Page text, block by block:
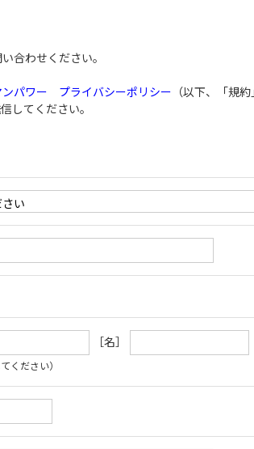
合わせください。
ンパワー プライバシーポリシー （以下、「規
してください。
［名］
ください）